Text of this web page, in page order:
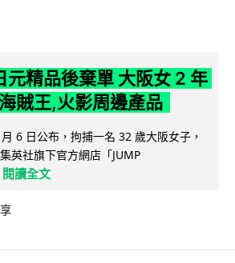
元精品後棄單 大阪女 2 年
賊王,火影周邊產品
6 日公布，拘捕一名 32 歲大阪女子，
英社旗下官方網店「JUMP
閱讀全文